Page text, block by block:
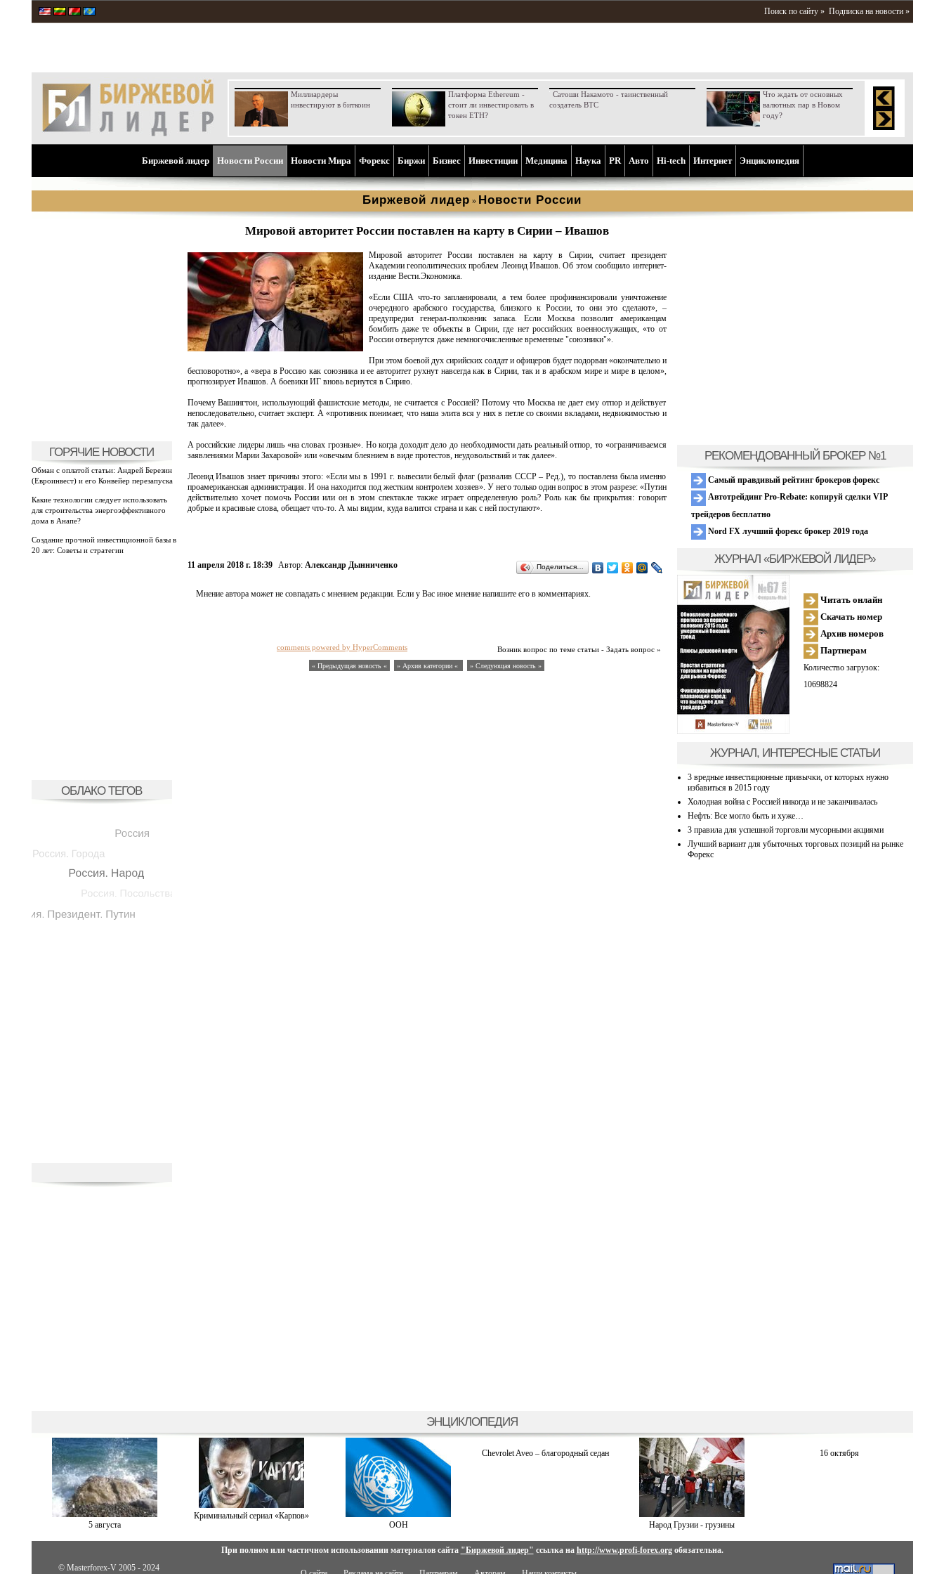
Поиск по сайту » Подписка на новости »
Миллиардеры
инвестируют в биткоин
Платформа Ethereum -
стоит ли инвестировать в
токен ETH?
Сатоши Накамото - таинственный
создатель BTC
Что ждать от основных
валютных пар в Новом
году?
Биржевой лидер Новости России Новости Мира Форекс Биржи Бизнес Инвестиции Медицина Наука PR Aвто Hi-tech Интернет Энциклопедия
Биржевой лидер » Новости России
ГОРЯЧИЕ НОВОСТИ
Обман с оплатой статьи: Андрей Березин
(Евроинвест) и его Конвейер перезапуска
Какие технологии следует использовать
для строительства энергоэффективного
дома в Анапе?
Создание прочной инвестиционной базы в
20 лет: Советы и стратегии
ОБЛАКО ТЕГОВ
Мировой авторитет России поставлен на карту в Сирии – Ивашов
Мировой авторитет России поставлен на карту в Сирии, считает президент
Академии геополитических проблем Леонид Ивашов. Об этом сообщило интернет-
издание Вести.Экономика.
«Если США что-то запланировали, а тем более профинансировали уничтожение
очередного арабского государства, близкого к России, то они это сделают», –
предупредил генерал-полковник запаса. Если Москва позволит американцам
бомбить даже те объекты в Сирии, где нет российских военнослужащих, «то от
России отвернутся даже немногочисленные временные "союзники"».
При этом боевой дух сирийских солдат и офицеров будет подорван «окончательно и
бесповоротно», а «вера в Россию как союзника и ее авторитет рухнут навсегда как в Сирии, так и в арабском мире и мире в целом»,
прогнозирует Ивашов. А боевики ИГ вновь вернутся в Сирию.
Почему Вашингтон, использующий фашистские методы, не считается с Россией? Потому что Москва не дает ему отпор и действует
непоследовательно, считает эксперт. А «противник понимает, что наша элита вся у них в петле со своими вкладами, недвижимостью и
так далее».
А российские лидеры лишь «на словах грозные». Но когда доходит дело до необходимости дать реальный отпор, то «ограничиваемся
заявлениями Марии Захаровой» или «овечьим блеянием в виде протестов, неудовольствий и так далее».
Леонид Ивашов знает причины этого: «Если мы в 1991 г. вывесили белый флаг (развалив СССР – Ред.), то поставлена была именно
проамериканская администрация. И она находится под жестким контролем хозяев». У него только один вопрос в этом разрезе: «Путин
действительно хочет помочь России или он в этом спектакле также играет определенную роль? Роль как бы прикрытия: говорит
добрые и красивые слова, обещает что-то. А мы видим, куда валится страна и как с ней поступают».
11 апреля 2018 г. 18:39 Автор: Александр Дынниченко Поделиться…
Мнение автора может не совпадать с мнением редакции. Если у Вас иное мнение напишите его в комментариях.
Возник вопрос по теме статьи - Задать вопрос »
comments powered by HyperComments
« Предыдущая новость « » Архив категории « » Следующая новость »
РЕКОМЕНДОВАННЫЙ БРОКЕР №1
Самый правдивый рейтинг брокеров форекс
Автотрейдинг Pro-Rebate: копируй сделки VIP
трейдеров бесплатно
Nord FX лучший форекс брокер 2019 года
ЖУРНАЛ «БИРЖЕВОЙ ЛИДЕР»
Читать онлайн
Скачать номер
Архив номеров
Партнерам
Количество загрузок:
10698824
ЖУРНАЛ, ИНТЕРЕСНЫЕ СТАТЬИ
3 вредные инвестиционные привычки, от которых нужно
избавиться в 2015 году
Холодная война с Россией никогда и не заканчивалась
Нефть: Все могло быть и хуже…
3 правила для успешной торговли мусорными акциями
Лучший вариант для убыточных торговых позиций на рынке
Форекс
ЭНЦИКЛОПЕДИЯ
5 августа
Криминальный сериал «Карпов»
ООН
Chevrolet Aveo – благородный седан
Народ Грузии - грузины
16 октября
При полном или частичном использовании материалов сайта "Биржевой лидер" ссылка на http://www.profi-forex.orgобязательна.
© Masterforex-V 2005 - 2024